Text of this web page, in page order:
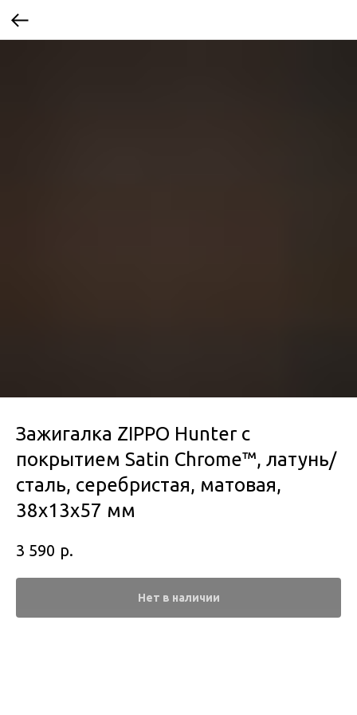
Зажигалка ZIPPO Hunter с
покрытием Satin Chrome™, латунь/
сталь, серебристая, матовая,
38x13x57 мм
3 590 р.
Нет в наличии